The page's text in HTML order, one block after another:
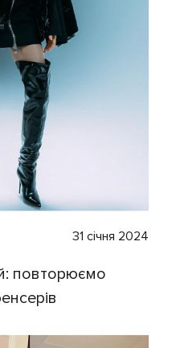
31 січня 2024
повторюємо